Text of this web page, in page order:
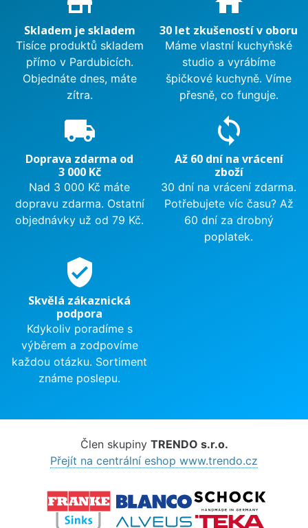
Skladem je skladem
Tisíce produktů skladem
přímo v Pardubicích.
Objednáte dnes, máte
zítra.
30 let zkušeností v oboru
Máme vlastní kuchyňské
studio a vyrábíme
špičkové kuchyně. Víme
přesně, co funguje.
local_shipping
Doprava zdarma od
3 000 Kč
Nad 3 000 Kč máte
dopravu zdarma. Ostatní
objednávky už od 79 Kč.
sync
Až 60 dní na vrácení
zboží
30 dní na vrácení zdarma.
Potřebujete víc času? Až
60 dní za drobný
poplatek.
verified_user
Skvělá zákaznická
podpora
Kdykoliv poradíme s
výběrem a zodpovíme
každou otázku. Sortiment
známe poslepu.
Člen skupiny TRENDO s.r.o.
Přejít na centrální eshop www.trendo.cz